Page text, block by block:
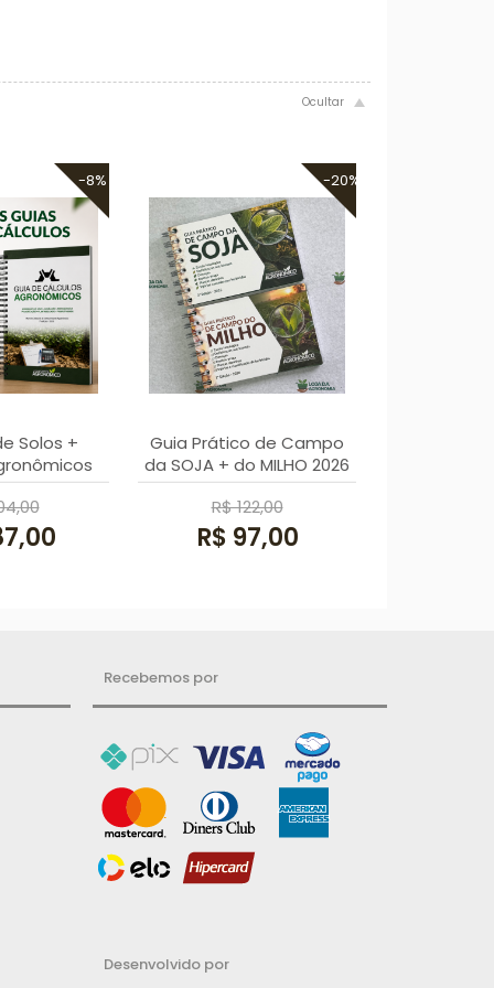
-8%
Solos +
-20%
Guia Prático de Campo
da SOJA + do MILHO 2026
R$ 122,00
R$ 97,00
Recebemos por
Desenvolvido por